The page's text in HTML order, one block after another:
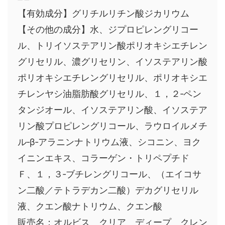
【有効成分】グリチルリチン酸ジカリウム
【その他の成分】水、ジプロピレングリコー
ル、トリイソステアリン酸ポリオキシエチレン
グリセリル、濃グリセリン、イソステアリン酸
ポリオキシエチレングリセリル、ポリオキシエ
チレンヤシ油脂肪酸グリセリル、１，２‐ペン
タンジオール、イソステアリン酸、イソステア
リン酸プロピレングリコール、ラウロイルメチ
ル‐β‐アラニンナトリウム液、シコニン、ヨク
イニンエキス、コラーゲン・トリペプチド
Ｆ、１，３‐ブチレングリコール、（エイコサ
ン二酸／テトラデカン二酸）デカグリセリル
液、クエン酸ナトリウム、クエン酸
販売名：オルビス クリア ディープ クレン